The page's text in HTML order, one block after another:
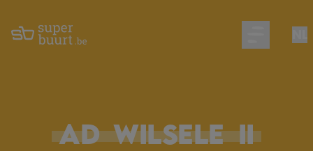
Open main
AD WILSELE II